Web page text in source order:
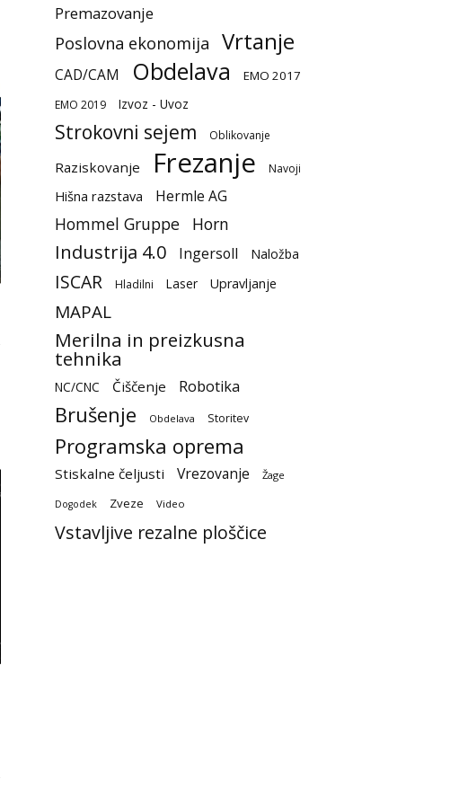
Premazovanje
Poslovna ekonomija Vrtanje
CAD/CAM Obdelava EMO 2017
EMO 2019 Izvoz - Uvoz
Strokovni sejem Oblikovanje
Raziskovanje Frezanje Navoji
Hišna razstava Hermle AG
Hommel Gruppe Horn
Industrija 4.0 Ingersoll Naložba
ISCAR Hladilni Laser Upravljanje
MAPAL
Merilna in preizkusna
tehnika
NC/CNC Čiščenje Robotika
Brušenje Obdelava Storitev
Programska oprema
Stiskalne čeljusti Vrezovanje Žage
Dogodek Zveze Video
Vstavljive rezalne ploščice